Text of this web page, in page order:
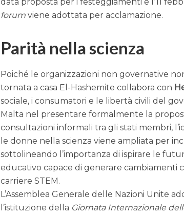
forum viene adottata per acclamazione.
Parità nella scienza
Poiché le organizzazioni non governative
tornata a casa El-Hashemite collabora con
sociale, i consumatori e le libertà civili del
Malta nel presentare formalmente la
consultazioni informali tra gli stati membri,
le donne nella scienza viene ampliata per
sottolineando l’importanza di ispirare le
educativo capace di generare cambiamenti
carriere STEM.
L’Assemblea Generale delle Nazioni Unite
l’istituzione della Giornata Internazionale